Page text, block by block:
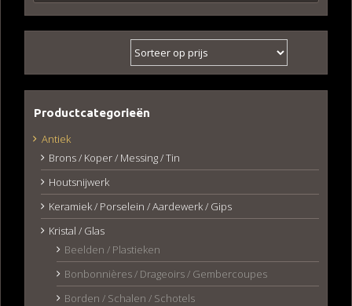
Productcategorieën
Antiek
Brons / Koper / Messing / Tin
Houtsnijwerk
Keramiek / Porselein / Aardewerk / Gips
Kristal / Glas
Beelden / Plastieken
Bonbonnières / Drageoirs / Gembercoupes
Borden / Schalen / Schotels